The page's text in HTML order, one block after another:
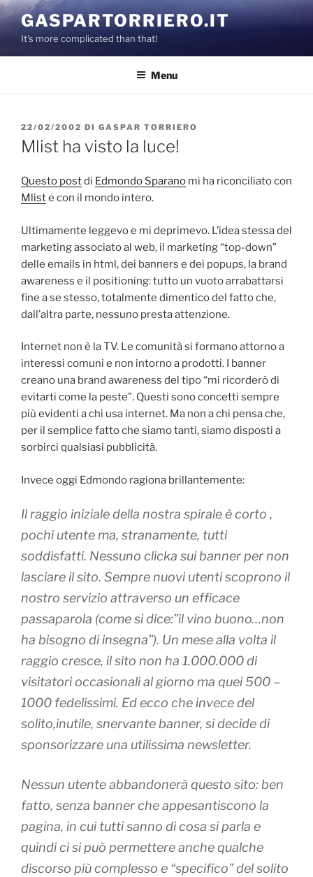
Salta
al
contenuto
GASPARTORRIERO.IT
It's more complicated than that!
Menu
PUBBLICATO
IL
22/02/2002 DI GASPAR TORRIERO
Mlist ha visto la luce!
Questo postdi Edmondo Sparano mi ha riconciliato con
Mliste con il mondo intero.
Ultimamente leggevo e mi deprimevo. L’idea stessa del
marketing associato al web, il marketing “top-down”
delle emails in html, dei banners e dei popups, la brand
awareness e il positioning: tutto un vuoto arrabattarsi
fine a se stesso, totalmente dimentico del fatto che,
dall’altra parte, nessuno presta attenzione.
Internet non è la TV. Le comunità si formano attorno a
interessi comuni e non intorno a prodotti. I banner
creano una brand awareness del tipo “mi ricorderò di
evitarti come la peste”. Questi sono concetti sempre
più evidenti a chi usa internet. Ma non a chi pensa che,
per il semplice fatto che siamo tanti, siamo disposti a
sorbirci qualsiasi pubblicità.
Invece oggi Edmondo ragiona brillantemente:
Il raggio iniziale della nostra spirale è corto ,
pochi utente ma, stranamente, tutti
soddisfatti. Nessuno clicka sui banner per non
lasciare il sito. Sempre nuovi utenti scoprono il
nostro servizio attraverso un efficace
passaparola (come si dice:”il vino buono…non
ha bisogno di insegna”). Un mese alla volta il
raggio cresce, il sito non ha 1.000.000 di
visitatori occasionali al giorno ma quei 500 –
1000 fedelissimi. Ed ecco che invece del
solito,inutile, snervante banner, si decide di
sponsorizzare una utilissima newsletter.
Nessun utente abbandonerà questo sito: ben
fatto, senza banner che appesantiscono la
pagina, in cui tutti sanno di cosa si parla e
quindi ci si può permettere anche qualche
discorso più complesso e “specifico” del solito